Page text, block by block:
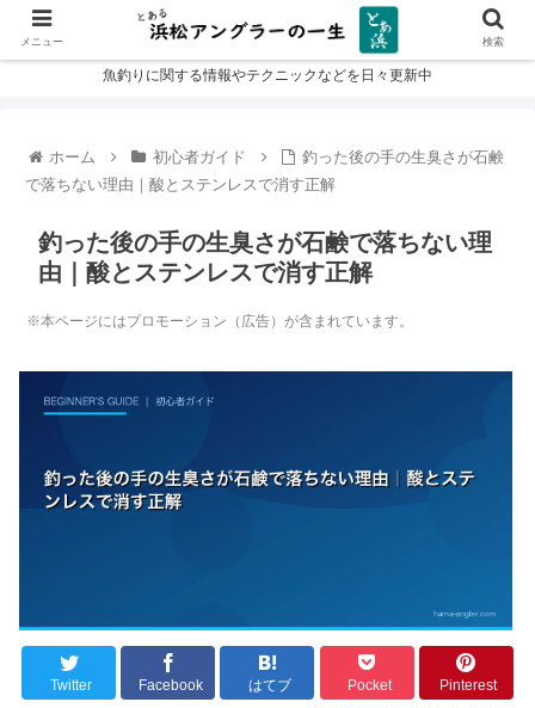
魚釣りに関する情報やテクニックなどを日々更新中
ホーム 初心者ガイド
釣った後の手の生臭さが石鹸
で落ちない理由｜酸とステンレスで消す正解
釣った後の手の生臭さが石鹸で落ちない理
由｜酸とステンレスで消す正解
※本ページにはプロモーション（広告）が含まれています。
Twitter Facebook はてブ Pocket
Pinterest
メニュー 検索